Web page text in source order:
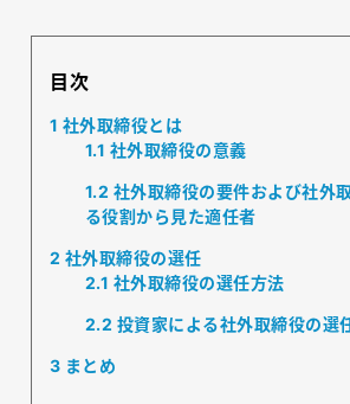
目次
1 社外取締役とは
1.1 社外取締役の意義
1.2 社外取締役の要件および社外
る役割から見た適任者
2 社外取締役の選任
2.1 社外取締役の選任方法
2.2 投資家による社外取締役の選
3 まとめ